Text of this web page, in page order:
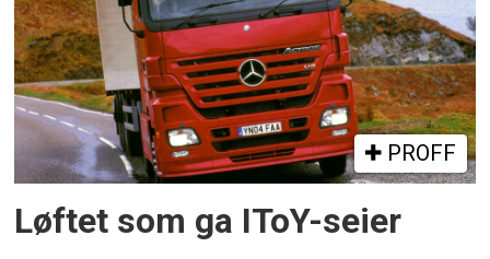
PROFF
Løftet som ga IToY-seier